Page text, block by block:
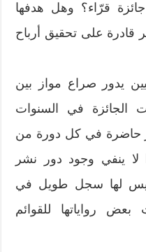
قرّاء؟ وهل هدفها
قادرة على تحقيق أرباح
يدور صراع مواز بين
الجائزة في السنوات
حاضرة في كل دورة من
لا ينفي وجود دور نشر
لها سجل طويل في
رواياتها للقوائم